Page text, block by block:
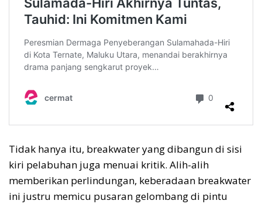
Tidak hanya itu, breakwater yang dibangun di sisi
kiri pelabuhan juga menuai kritik. Alih-alih
memberikan perlindungan, keberadaan breakwater
ini justru memicu pusaran gelombang di pintu